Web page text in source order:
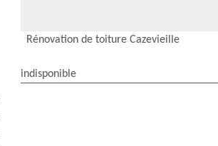
Rénovation de toiture Cazevieille
indisponible